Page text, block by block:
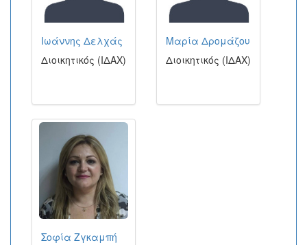
Ιωάννης Δελχάς
Διοικητικός (ΙΔΑΧ)
Μαρία Δρομάζου
Διοικητικός (ΙΔΑΧ)
Σοφία Ζγκαμπή